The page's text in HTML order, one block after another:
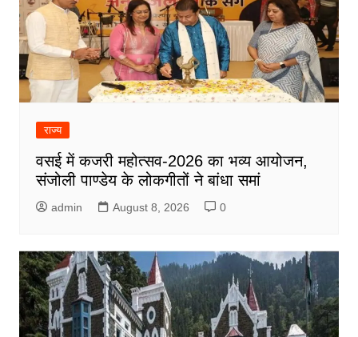
राज्य
वसई में कजरी महोत्सव-2026 का भव्य आयोजन,
संजोली पाण्डेय के लोकगीतों ने बांधा समां
admin August 8, 2026 0